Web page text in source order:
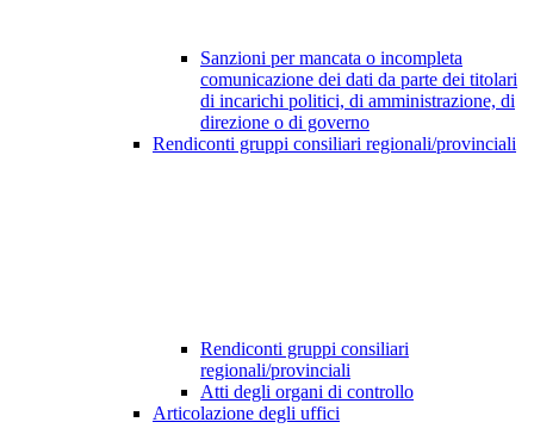
Sanzioni per mancata o incompleta
comunicazione dei dati da parte dei titolari
di incarichi politici, di amministrazione, di
direzione o di governo
Rendiconti gruppi consiliari regionali/provinciali
Rendiconti gruppi consiliari
regionali/provinciali
Atti degli organi di controllo
Articolazione degli uffici